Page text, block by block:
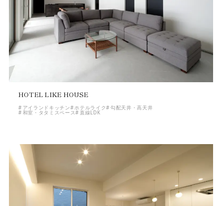
HOTEL LIKE HOUSE
アイランドキッチン ホテルライク 勾配天井・高天井
和室・タタミスペース 直線LDK